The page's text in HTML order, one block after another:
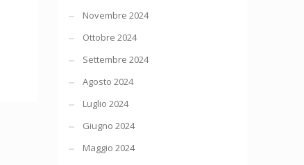
Novembre 2024
Ottobre 2024
Settembre 2024
Agosto 2024
Luglio 2024
Giugno 2024
Maggio 2024